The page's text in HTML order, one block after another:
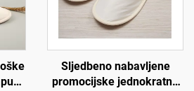
Sljedbeno nabavljene
promocijske jednokratne